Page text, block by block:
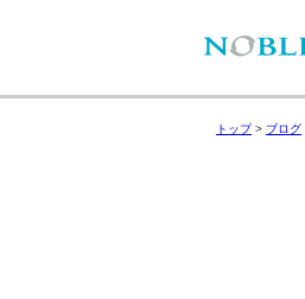
トップ> ブログ